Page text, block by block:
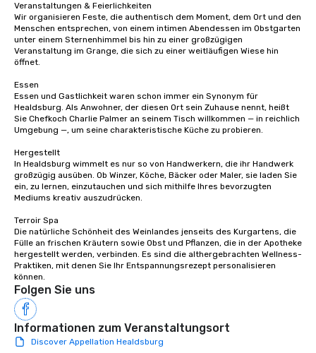
Veranstaltungen & Feierlichkeiten
Wir organisieren Feste, die authentisch dem Moment, dem Ort und den
Menschen entsprechen, von einem intimen Abendessen im Obstgarten
unter einem Sternenhimmel bis hin zu einer großzügigen
Veranstaltung im Grange, die sich zu einer weitläufigen Wiese hin
öffnet.
Essen
Essen und Gastlichkeit waren schon immer ein Synonym für
Healdsburg. Als Anwohner, der diesen Ort sein Zuhause nennt, heißt
Sie Chefkoch Charlie Palmer an seinem Tisch willkommen — in reichlich
Umgebung —, um seine charakteristische Küche zu probieren.
Hergestellt
In Healdsburg wimmelt es nur so von Handwerkern, die ihr Handwerk
großzügig ausüben. Ob Winzer, Köche, Bäcker oder Maler, sie laden Sie
ein, zu lernen, einzutauchen und sich mithilfe Ihres bevorzugten
Mediums kreativ auszudrücken.
Terroir Spa
Die natürliche Schönheit des Weinlandes jenseits des Kurgartens, die
Fülle an frischen Kräutern sowie Obst und Pflanzen, die in der Apotheke
hergestellt werden, verbinden. Es sind die althergebrachten Wellness-
Praktiken, mit denen Sie Ihr Entspannungsrezept personalisieren
können.
Folgen Sie uns
Informationen zum Veranstaltungsort
Discover Appellation Healdsburg